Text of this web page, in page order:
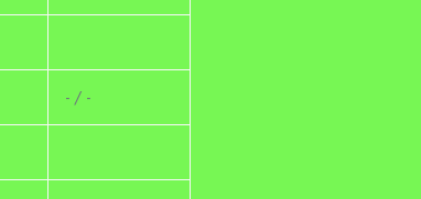
- / -